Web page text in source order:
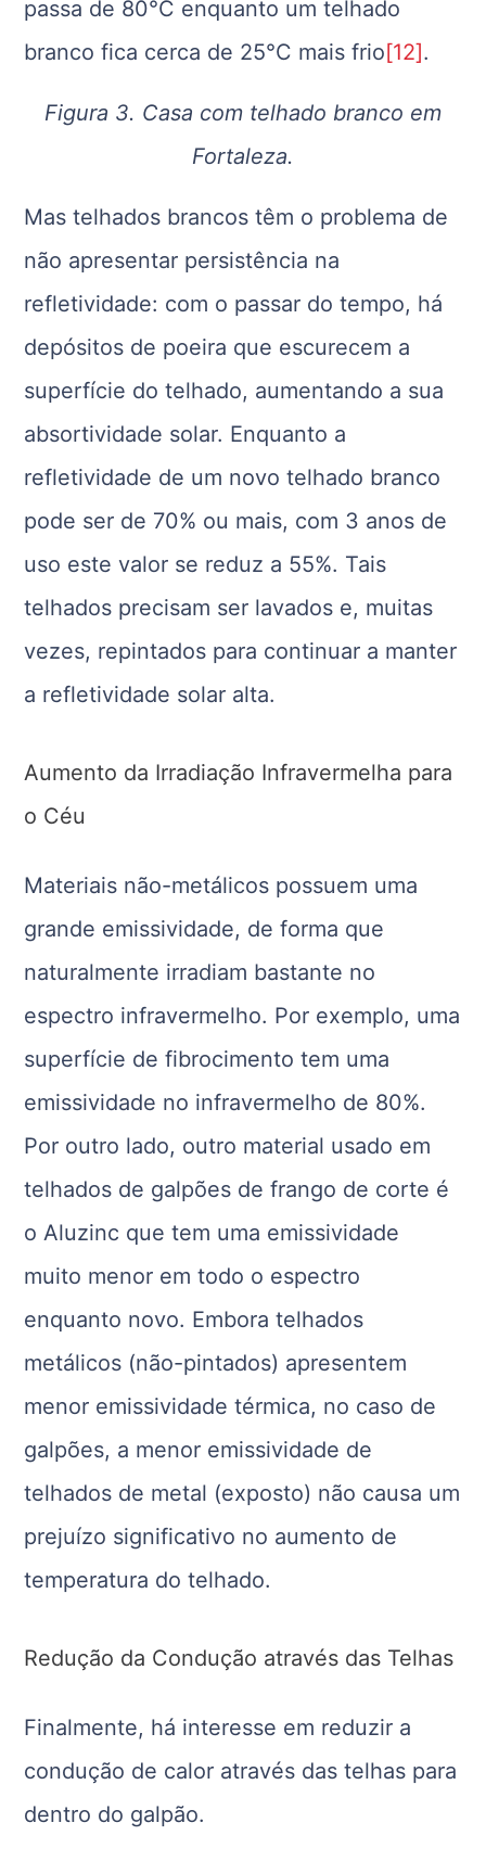
passa de 80°C enquanto um telhado
branco fica cerca de 25°C mais frio[12].
Figura 3. Casa com telhado branco em
Fortaleza.
Mas telhados brancos têm o problema de
não apresentar persistência na
refletividade: com o passar do tempo, há
depósitos de poeira que escurecem a
superfície do telhado, aumentando a sua
absortividade solar. Enquanto a
refletividade de um novo telhado branco
pode ser de 70% ou mais, com 3 anos de
uso este valor se reduz a 55%. Tais
telhados precisam ser lavados e, muitas
vezes, repintados para continuar a manter
a refletividade solar alta.
Aumento da Irradiação Infravermelha para
o Céu
Materiais não-metálicos possuem uma
grande emissividade, de forma que
naturalmente irradiam bastante no
espectro infravermelho. Por exemplo, uma
superfície de fibrocimento tem uma
emissividade no infravermelho de 80%.
Por outro lado, outro material usado em
telhados de galpões de frango de corte é
o Aluzinc que tem uma emissividade
muito menor em todo o espectro
enquanto novo. Embora telhados
metálicos (não-pintados) apresentem
menor emissividade térmica, no caso de
galpões, a menor emissividade de
telhados de metal (exposto) não causa um
prejuízo significativo no aumento de
temperatura do telhado.
Redução da Condução através das Telhas
Finalmente, há interesse em reduzir a
condução de calor através das telhas para
dentro do galpão.